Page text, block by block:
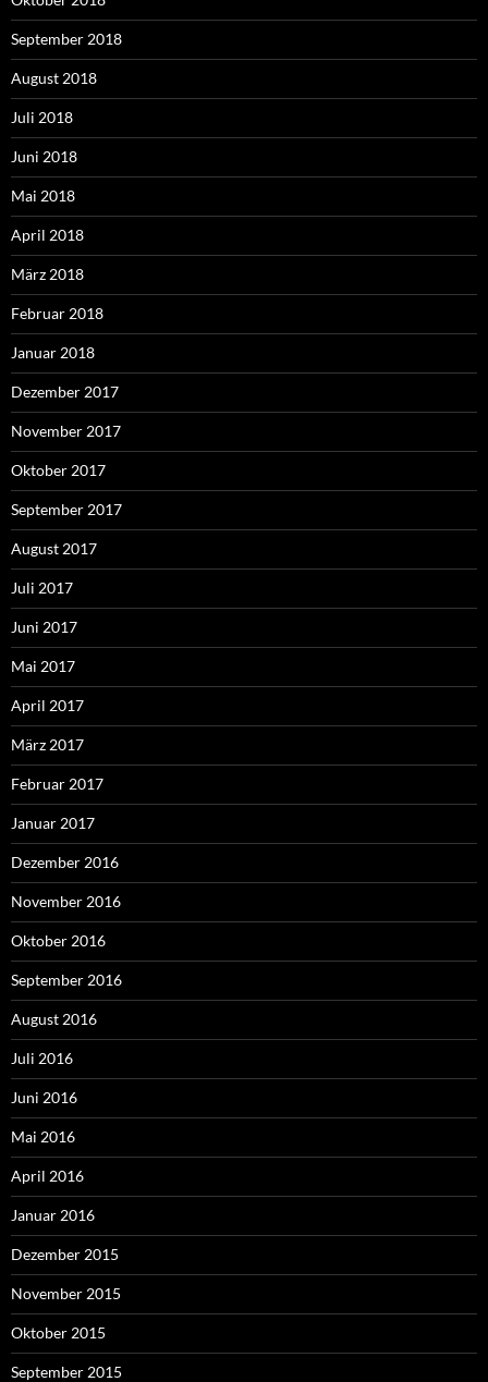
September 2018
August 2018
Juli 2018
Juni 2018
Mai 2018
April 2018
März 2018
Februar 2018
Januar 2018
Dezember 2017
November 2017
Oktober 2017
September 2017
August 2017
Juli 2017
Juni 2017
Mai 2017
April 2017
März 2017
Februar 2017
Januar 2017
Dezember 2016
November 2016
Oktober 2016
September 2016
August 2016
Juli 2016
Juni 2016
Mai 2016
April 2016
Januar 2016
Dezember 2015
November 2015
Oktober 2015
September 2015